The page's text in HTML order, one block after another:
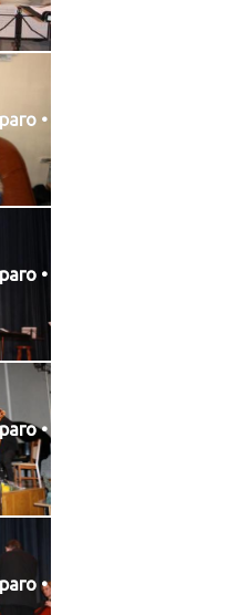
•
•
•
•